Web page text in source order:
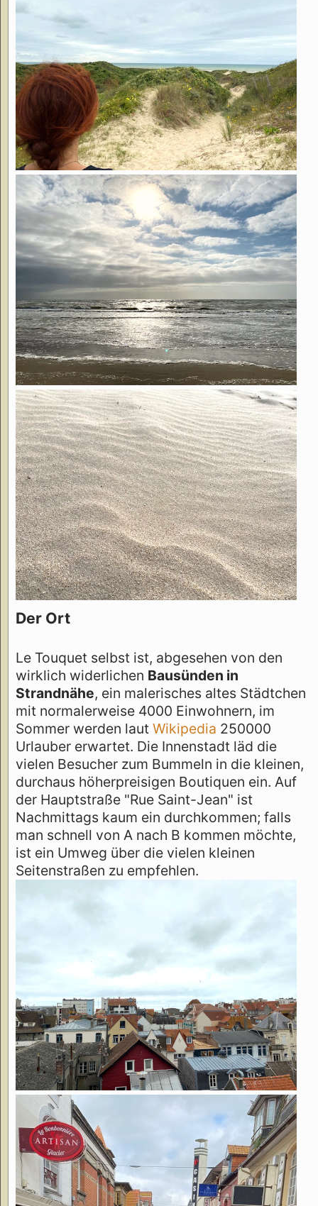
Der Ort
Le Touquet selbst ist, abgesehen von den
wirklich widerlichen Bausünden in
Strandnähe, ein malerisches altes Städtchen
mit normalerweise 4000 Einwohnern, im
Sommer werden laut Wikipedia 250000
Urlauber erwartet. Die Innenstadt läd die
vielen Besucher zum Bummeln in die kleinen,
durchaus höherpreisigen Boutiquen ein. Auf
der Hauptstraße "Rue Saint-Jean" ist
Nachmittags kaum ein durchkommen; falls
man schnell von A nach B kommen möchte,
ist ein Umweg über die vielen kleinen
Seitenstraßen zu empfehlen.